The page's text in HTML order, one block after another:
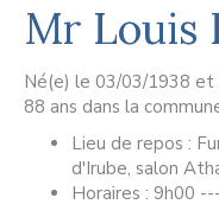
Mr Louis
Né(e) le 03/03/1938
88 ans dans la
Lieu de repos :
d'Irube, salon
Horaires : 9h00